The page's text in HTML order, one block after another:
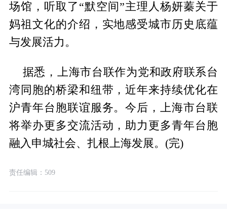
场馆，听取了“默空间”主理人杨妍蓁关于
妈祖文化的介绍，实地感受城市历史底蕴
与发展活力。
据悉，上海市台联作为党和政府联系台
湾同胞的桥梁和纽带，近年来持续优化在
沪青年台胞联谊服务。今后，上海市台联
将举办更多交流活动，助力更多青年台胞
融入申城社会、扎根上海发展。(完)
责任编辑：509